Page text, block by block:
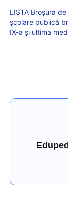
LISTA Broșura
școlare publică
IX-a și ultima